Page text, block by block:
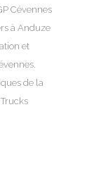
Cévennes
à Anduze
et
de la